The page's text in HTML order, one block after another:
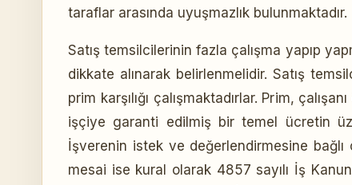
taraflar arasında uyuşmazlık bulunmaktadır.
Satış temsilcilerinin fazla çalışma yapıp
dikkate alınarak belirlenmelidir. Satış
prim karşılığı çalışmaktadırlar. Prim,
işçiye garanti edilmiş bir temel ücretin
İşverenin istek ve değerlendirmesine
mesai ise kural olarak 4857 sayılı İş